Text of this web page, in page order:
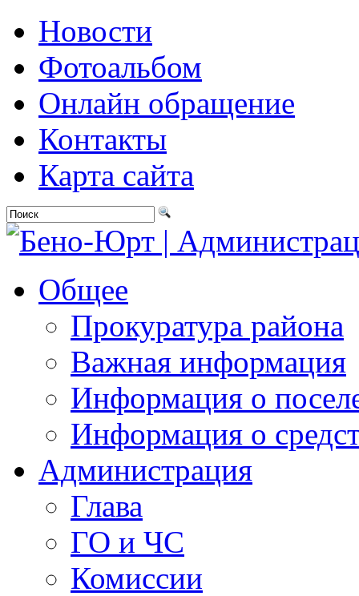
Новости
Фотоальбом
Онлайн обращение
Контакты
Карта сайта
Общее
Прокуратура района
Важная информация
Информация о
Информация о
Администрация
Глава
ГО и ЧС
Комиссии